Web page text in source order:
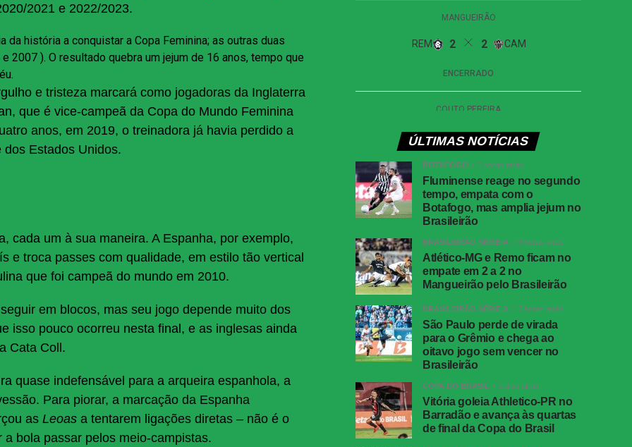
2021 e 2022/2023.
da história a conquistar a Copa Feminina; as outras duas
2007 ). O resultado quebra um jejum de 16 anos, tempo que
e tristeza marcará como jogadoras da Inglaterra
que é vice-campeã da Copa do Mundo Feminina
anos, em 2019, o treinadora já havia perdido a
dos Estados Unidos.
cada um à sua maneira. A Espanha, por exemplo,
e troca passes com qualidade, em estilo tão vertical
que foi campeã do mundo em 2010.
em blocos, mas seu jogo depende muito dos
isso pouco ocorreu nesta final, e as inglesas ainda
Cata Coll.
quase indefensável para a arqueira espanhola, a
Para piorar, a marcação da Espanha
as Leoas a tentarem ligações diretas – não é o
bola passar pelos meio-campistas.
ÚLTIMAS NOTÍCIAS
BOTAFOGO 3 horas atrás
Fluminense reage no segundo
tempo, empata com o
Botafogo, mas amplia jejum no
Brasileirão
BRASILEIRÃO SÉRIE A 6 horas atrás
Atlético-MG e Remo ficam no
empate em 2 a 2 no
Mangueirão pelo Brasileirão
BRASILEIRÃO SÉRIE A 7 horas atrás
São Paulo perde de virada
para o Grêmio e chega ao
oitavo jogo sem vencer no
Brasileirão
COPA DO BRASIL 2 dias atrás
Vitória goleia Athletico-PR no
Barradão e avança às quartas
de final da Copa do Brasil